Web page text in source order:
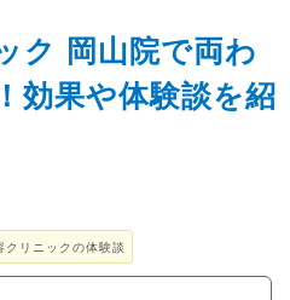
ク 岡山院で両わ
効果や体験談を紹
クリニックの体験談